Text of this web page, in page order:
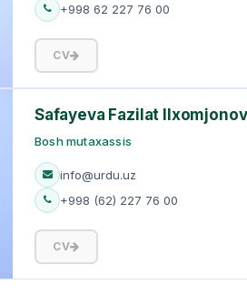
+998 62 227 76 00
CV
Safayeva Fazilat
Bosh mutaxassis
info@urdu.uz
+998 (62) 227 76 00
CV